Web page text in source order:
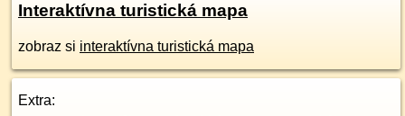
Interaktívna turistická mapa
zobraz si interaktívna turistická mapa
Extra: